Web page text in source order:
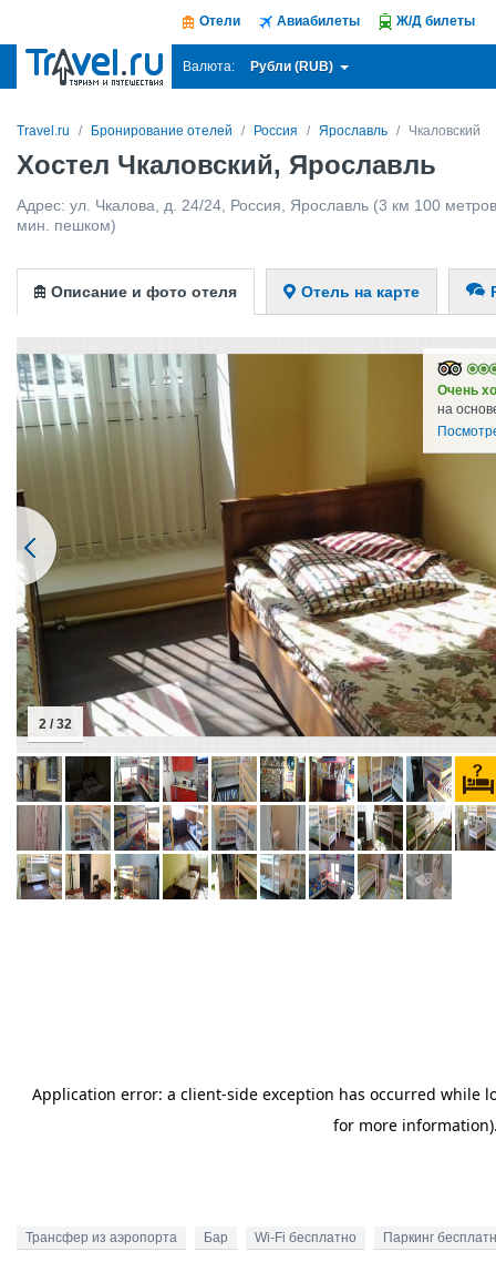
Отели Авиабилеты Ж/Д билеты
Валюта: Рубли (RUB)
Travel.ru Бронирование отелей Россия Ярославль Чкаловский
Хостел Чкаловский, Ярославль
Адрес: ул. Чкалова, д. 24/24 Россия Ярославль (3 км 100
мин. пешком)
Описание и фото отеля Отель на карте
Очень
на
2 / 32
Трансфер из аэропорта Бар Wi-Fi бесплатно Паркинг